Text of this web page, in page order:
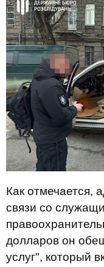
Как отмечается,
связи со
долларов он
услуг", который